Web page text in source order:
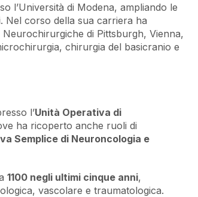
l’Università di Modena, ampliando le
Nel corso della sua carriera ha
di Pittsburgh, Vienna,
chirurgia del basicranio e
l’Unità Operativa di
ha ricoperto anche ruoli di
Semplice di Neuroncologia e
1100 negli ultimi cinque anni,
vascolare e traumatologica.